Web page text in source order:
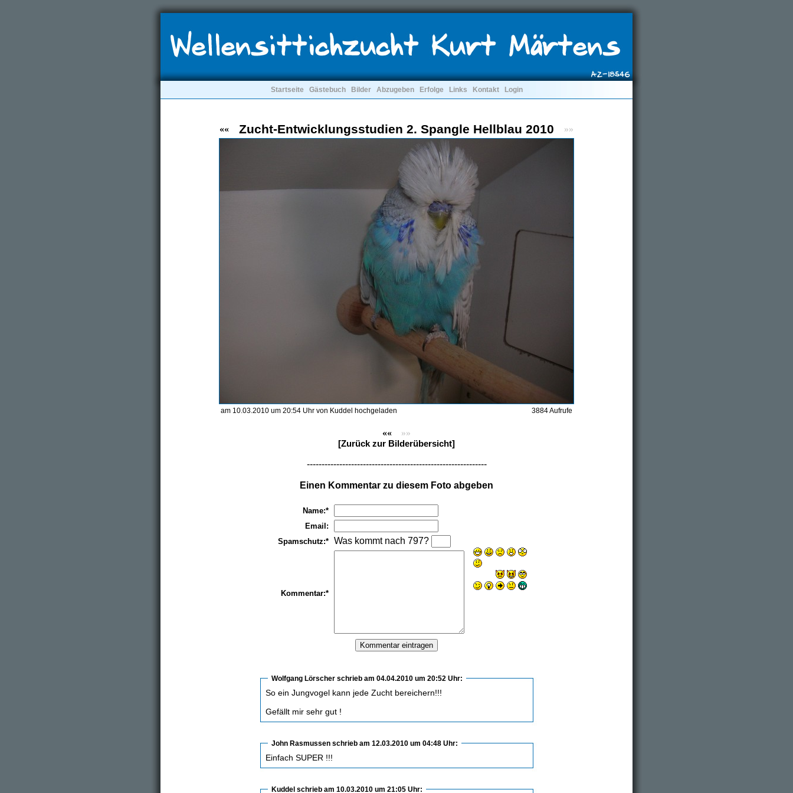
Startseite Gästebuch Bilder AbzugebenErfolge Links Kontakt Login
«« Zucht-Entwicklungsstudien 2. Spangle Hellblau 2010 »»
am 10.03.2010 um 20:54 Uhr von Kuddel hochgeladen 3884 Aufrufe
««
»»
[Zurück zur Bilderübersicht]
-------------------------------------------------------------
Einen Kommentar zu diesem Foto abgeben
Name:*
Email:
Spamschutz:* Was kommt nach 797?
Kommentar:*
Wolfgang Lörscher schrieb am 04.04.2010 um 20:52 Uhr:
So ein Jungvogel kann jede Zucht bereichern!!!
Gefällt mir sehr gut !
John Rasmussen schrieb am 12.03.2010 um 04:48 Uhr:
Einfach SUPER !!!
Kuddel schrieb am 10.03.2010 um 21:05 Uhr: